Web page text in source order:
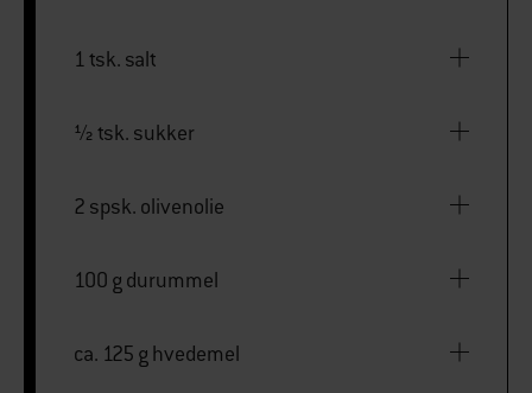
1 tsk. salt
½ tsk. sukker
2 spsk. olivenolie
100 g durummel
ca. 125 g hvedemel